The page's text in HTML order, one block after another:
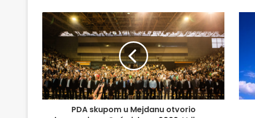
PDA skupom u Mejdanu otvorio